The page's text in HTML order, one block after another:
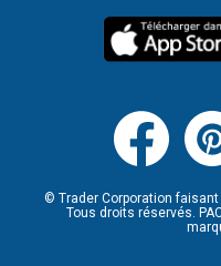
© Trader Corporation faisant
Tous droits réservés.